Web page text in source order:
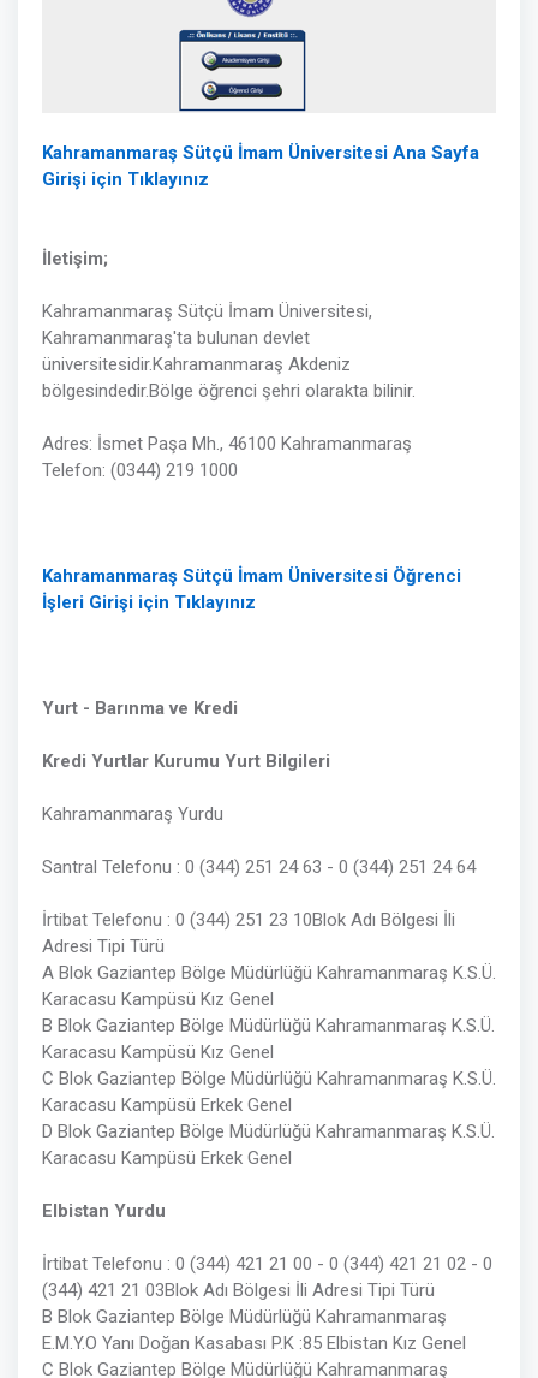
Kahramanmaraş Sütçü İmam Üniversitesi Ana Sayfa
Girişi için Tıklayınız
İletişim;
Kahramanmaraş Sütçü İmam Üniversitesi,
Kahramanmaraş'ta bulunan devlet
üniversitesidir.Kahramanmaraş Akdeniz
bölgesindedir.Bölge öğrenci şehri olarakta bilinir.
Adres: İsmet Paşa Mh., 46100 Kahramanmaraş
Telefon: (0344) 219 1000
Kahramanmaraş Sütçü İmam Üniversitesi Öğrenci
İşleri Girişi için Tıklayınız
Yurt - Barınma ve Kredi
Kredi Yurtlar Kurumu Yurt Bilgileri
Kahramanmaraş Yurdu
Santral Telefonu : 0 (344) 251 24 63 - 0 (344) 251 24 64
İrtibat Telefonu : 0 (344) 251 23 10Blok Adı Bölgesi İli
Adresi Tipi Türü
A Blok Gaziantep Bölge Müdürlüğü Kahramanmaraş K.S.Ü.
Karacasu Kampüsü Kız Genel
B Blok Gaziantep Bölge Müdürlüğü Kahramanmaraş K.S.Ü.
Karacasu Kampüsü Kız Genel
C Blok Gaziantep Bölge Müdürlüğü Kahramanmaraş K.S.Ü.
Karacasu Kampüsü Erkek Genel
D Blok Gaziantep Bölge Müdürlüğü Kahramanmaraş K.S.Ü.
Karacasu Kampüsü Erkek Genel
Elbistan Yurdu
İrtibat Telefonu : 0 (344) 421 21 00 - 0 (344) 421 21 02 - 0
(344) 421 21 03Blok Adı Bölgesi İli Adresi Tipi Türü
B Blok Gaziantep Bölge Müdürlüğü Kahramanmaraş
E.M.Y.O Yanı Doğan Kasabası P.K :85 Elbistan Kız Genel
C Blok Gaziantep Bölge Müdürlüğü Kahramanmaraş